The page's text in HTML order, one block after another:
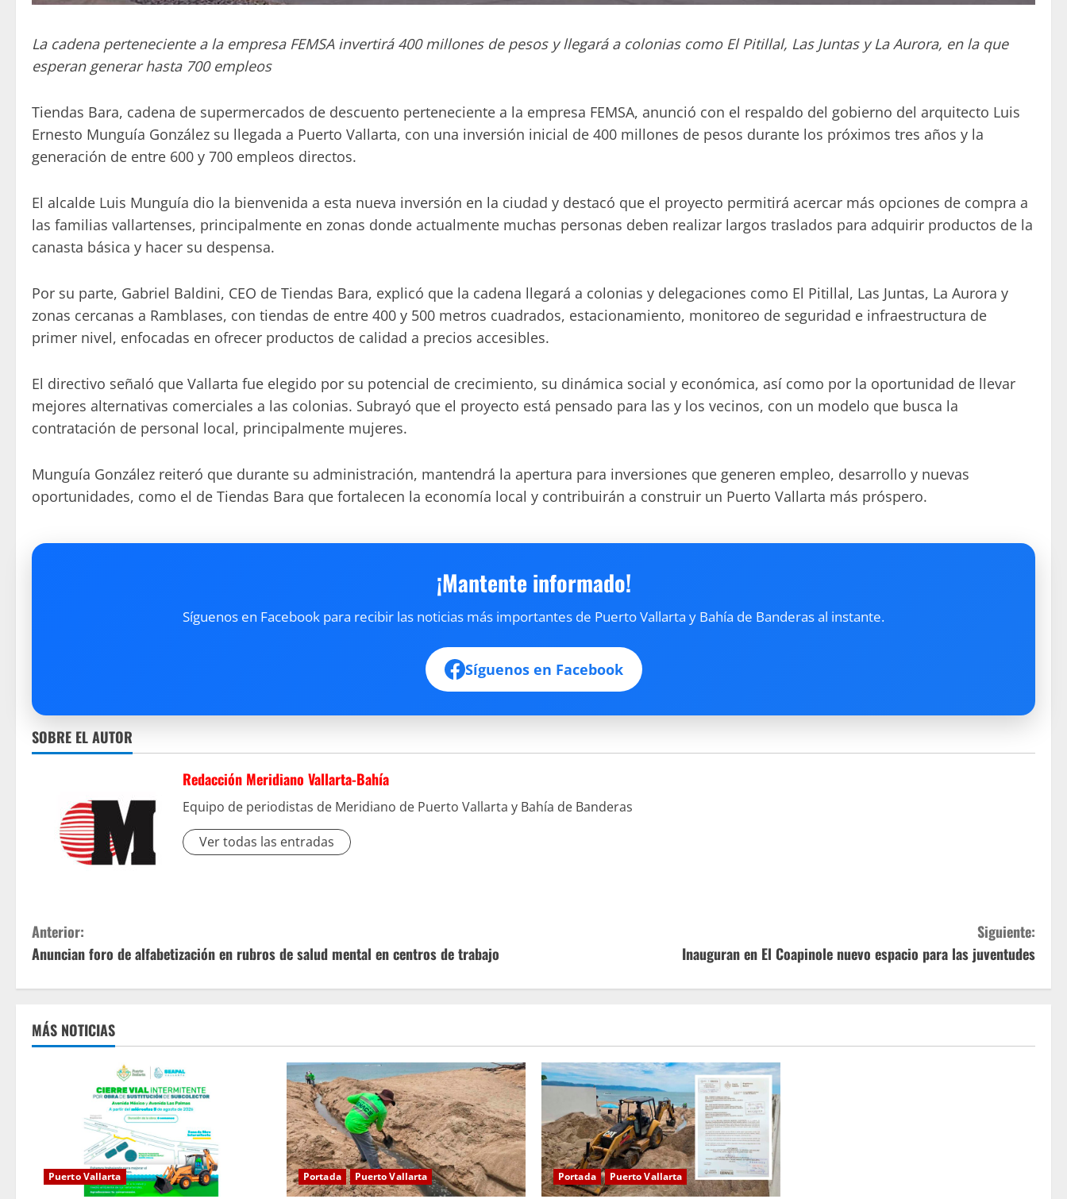
La cadena perteneciente a la empresa FEMSA invertirá 400 millones de pesos y llegará a colonias como El Pitillal, Las Juntas y La Aurora, en la que
esperan generar hasta 700 empleos
Tiendas Bara, cadena de supermercados de descuento perteneciente a la empresa FEMSA, anunció con el respaldo del gobierno del arquitecto Luis
Ernesto Munguía González su llegada a Puerto Vallarta, con una inversión inicial de 400 millones de pesos durante los próximos tres años y la
generación de entre 600 y 700 empleos directos.
El alcalde Luis Munguía dio la bienvenida a esta nueva inversión en la ciudad y destacó que el proyecto permitirá acercar más opciones de compra a
las familias vallartenses, principalmente en zonas donde actualmente muchas personas deben realizar largos traslados para adquirir productos de la
canasta básica y hacer su despensa.
Por su parte, Gabriel Baldini, CEO de Tiendas Bara, explicó que la cadena llegará a colonias y delegaciones como El Pitillal, Las Juntas, La Aurora y
zonas cercanas a Ramblases, con tiendas de entre 400 y 500 metros cuadrados, estacionamiento, monitoreo de seguridad e infraestructura de
primer nivel, enfocadas en ofrecer productos de calidad a precios accesibles.
El directivo señaló que Vallarta fue elegido por su potencial de crecimiento, su dinámica social y económica, así como por la oportunidad de llevar
mejores alternativas comerciales a las colonias. Subrayó que el proyecto está pensado para las y los vecinos, con un modelo que busca la
contratación de personal local, principalmente mujeres.
Munguía González reiteró que durante su administración, mantendrá la apertura para inversiones que generen empleo, desarrollo y nuevas
oportunidades, como el de Tiendas Bara que fortalecen la economía local y contribuirán a construir un Puerto Vallarta más próspero.
¡Mantente informado!
Síguenos en Facebook para recibir las noticias más importantes de Puerto Vallarta y Bahía de Banderas al instante.
Síguenos en Facebook
SOBRE EL AUTOR
Redacción Meridiano Vallarta-Bahía
Equipo de periodistas de Meridiano de Puerto Vallarta y Bahía de Banderas
Ver todas las entradas
S
i
g
u
Anterior:
Anuncian foro de alfabetización en rubros de salud mental en centros de trabajo
Siguiente:
Inauguran en El Coapinole nuevo espacio para las juventudes
MÁS NOTICIAS
Puerto Vallarta Portada Puerto Vallarta Portada Puerto Vallarta